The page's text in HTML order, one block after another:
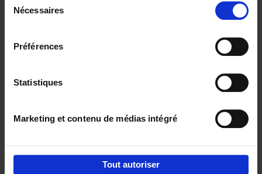
Nécessaires
Préférences
Statistiques
Marketing et contenu de médias intégré
Tout autoriser
Digital marketing like a PRO -
completely revised edition (EN)